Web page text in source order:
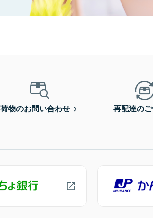
荷物のお問い合わせ 再配達の